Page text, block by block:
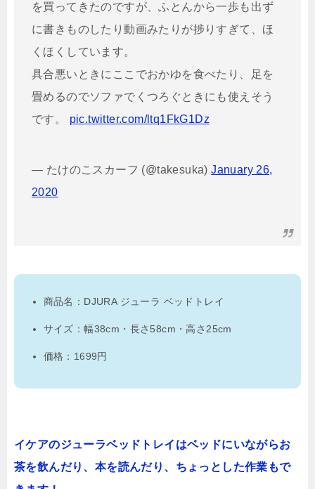
を買ってきたのですが、ふとんから一歩も出ず
に書きものしたり動画みたりが捗りすぎて、ほ
くほくしています。
具合悪いときにここでおかゆを食べたり、足を
畳めるのでソファでくつろぐときにも使えそう
です。 pic.twitter.com/ltq1FkG1Dz
— たけのこスカーフ (@takesuka)January 26,
2020
商品名：DJURA ジューラ ベッドトレイ
サイズ：幅38cm・長さ58cm・高さ25cm
価格：1699円
イケアのジューラベッドトレイはベッドにいながらお
茶を飲んだり、本を読んだり、ちょっとした作業もで